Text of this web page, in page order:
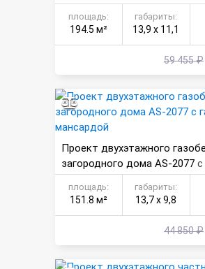
ой и гаражом
площадь:
194.5 м²
габариты:
13,9 х 11,1
59 455 ₽
Проект двухэтажного
загородного дома AS-2077 с
и мансардой
площадь:
151.8 м²
габариты:
13,7 х 9,8
44 850 ₽